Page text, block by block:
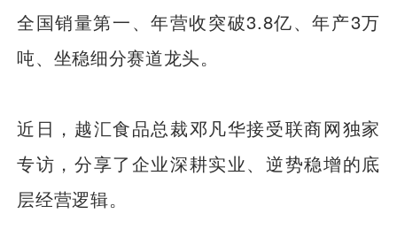
全国销量第一、年营收突破3.8亿、年产3万
吨、坐稳细分赛道龙头。
近日，越汇食品总裁邓凡华接受联商网独家
专访，分享了企业深耕实业、逆势稳增的底
层经营逻辑。